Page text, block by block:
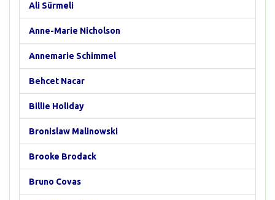
Ali Sürmeli
Anne-Marie Nicholson
Annemarie Schimmel
Behcet Nacar
Billie Holiday
Bronislaw Malinowski
Brooke Brodack
Bruno Covas